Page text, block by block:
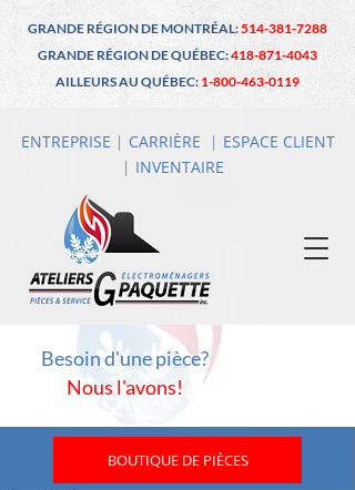
GRANDE RÉGION DE MONTRÉAL:514-381-7288
GRANDE RÉGION DE QUÉBEC:418-871-4043
AILLEURS AU QUÉBEC: 1-800-463-0119
ENTREPRISE | CARRIÈRE | ESPACE CLIENT
| INVENTAIRE
Besoin d'une pièce?
Nous l'avons!
BOUTIQUE DE PIÈCES